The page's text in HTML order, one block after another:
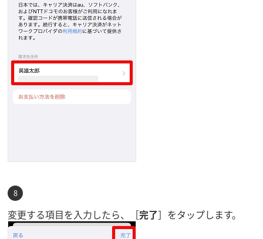
変更する項目を入力したら、［完了］をタップします。